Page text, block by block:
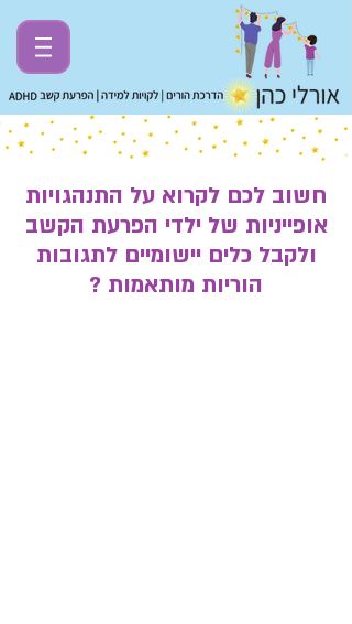
חשוב לכם לקרוא על התנהגויות
אופייניות של ילדי הפרעת הקשב
ולקבל כלים יישומיים לתגובות
הוריות מותאמות ?